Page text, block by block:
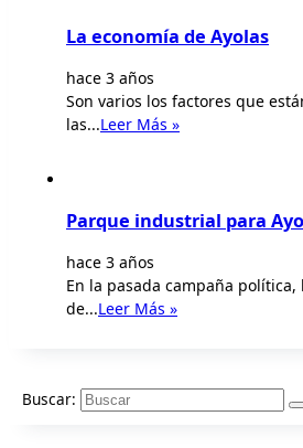
La economía de Ayolas
hace 3 años
Son varios los factores que
las...Leer Más »
Parque industrial para
hace 3 años
En la pasada campaña
de...Leer Más »
Buscar: